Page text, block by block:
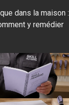
dans la maison :
y remédier